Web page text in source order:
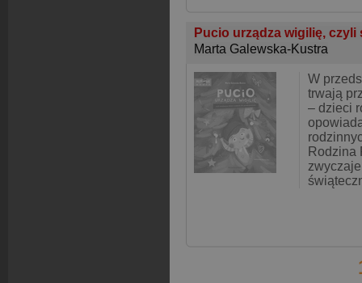
Pucio urządza wigilię, czyli
Marta Galewska-Kustra
W
trwają
– dzieci
Rodzina